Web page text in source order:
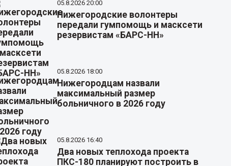
05.8.2026 20:00
Нижегородские волонтеры
передали гумпомощь и масксети
резервистам «БАРС-НН»
05.8.2026 18:00
Нижегородцам назвали
максимальный размер
больничного в 2026 году
05.8.2026 16:40
Два новых теплохода проекта
ПКС-180 планируют построить в